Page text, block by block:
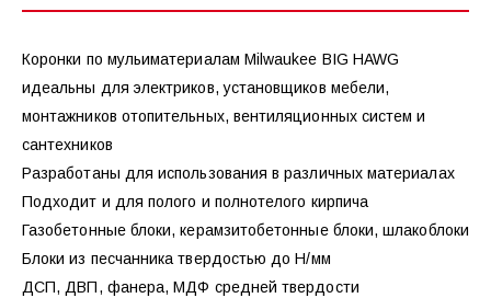
Коронки по мульиматериалам Milwaukee BIG HAWG
идеальны для электриков, установщиков мебели,
монтажников отопительных, вентиляционных систем и
сантехников
Разработаны для использования в различных материалах
Подходит и для полого и полнотелого кирпича
Газобетонные блоки, керамзитобетонные блоки, шлакоблоки
Блоки из песчанника твердостью до Н/мм
ДСП, ДВП, фанера, МДФ средней твердости